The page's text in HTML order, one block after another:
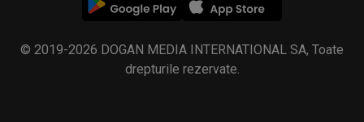
© 2019-2026 DOGAN MEDIA INTERNATIONAL SA, Toate
drepturile rezervate.